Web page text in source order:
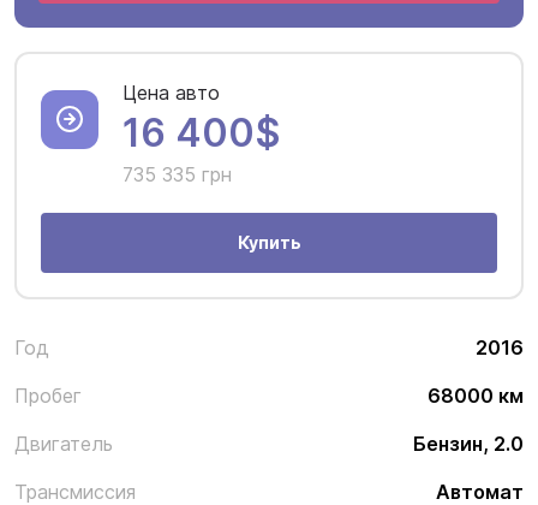
Год
2016
Пробег
68000 км
Двигатель
Бензин, 2.0
Трансмиссия
Автомат
Цена авто
16 400$
735 335 грн
Купить